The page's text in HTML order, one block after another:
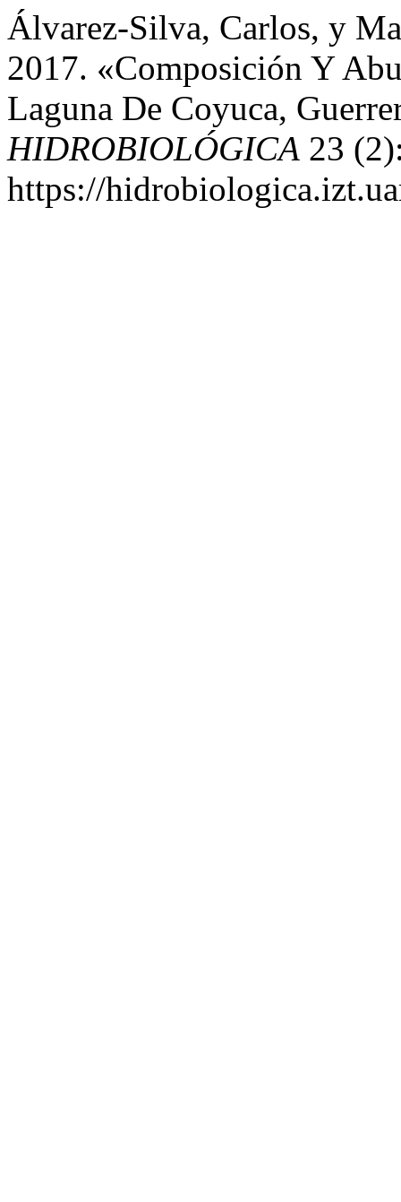
Álvarez-Silva, Carlos, y
2017. «Composición Y
Laguna De Coyuca,
HIDROBIOLÓGICA 23
https://